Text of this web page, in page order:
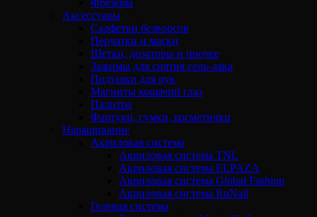
Фрезеры
Аксессуары
Салфетки безворсов
Перчатки и маски
Щетки, дозаторы и прочее
Зажимы для снятия гель-лака
Подушки для рук
Магниты кошачий глаз
Палитра
Фартуки, сумки, косметички
Наращивание
Акриловая система
Акриловая система TNL
Акриловая система ELPAZA
Акриловая система Global Fashion
Акриловая система RuNail
Гелевая система